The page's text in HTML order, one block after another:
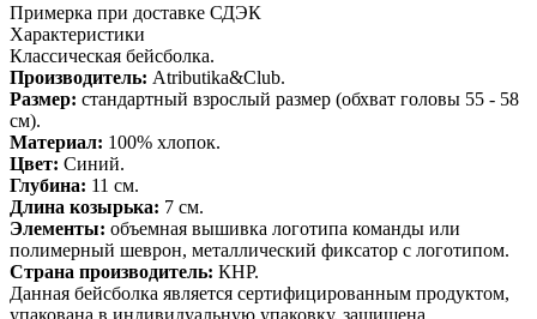
Примерка при доставке СДЭК
Характеристики
Классическая бейсболка.
Производитель: Atributika&Club.
Размер: стандартный взрослый размер (обхват головы 55 - 58
см).
Материал: 100% хлопок.
Цвет: Синий.
Глубина: 11 см.
Длина козырька: 7 см.
Элементы: объемная вышивка логотипа команды или
полимерный шеврон, металлический фиксатор с логотипом.
Страна производитель: КНР.
Данная бейсболка является сертифицированным продуктом,
упакована в индивидуальную упаковку, защищена